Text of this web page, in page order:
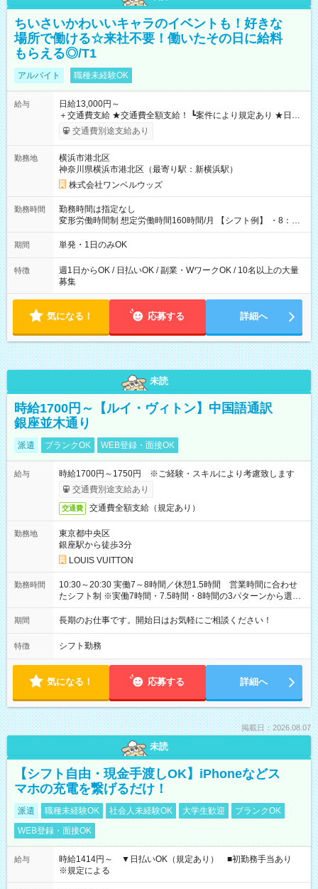
ちいさいかわいいキャラのイベントも！好きな
場所で働ける☆来社不要！働いたその日に給料
もらえる◎/T1
アルバイト 職種未経験OK
給与
日給13,000円～
＋交通費支給 ★交通費全額支給！ ┗案件により規定あり ★日払
いOK！（規定あり） ┗働いたその日に現金GET♪ お仕事後はコ
ンビニATMから 日払い分を引き落とせます！ 【試用期間】試
交通費別途支給あり
勤務地
横浜市港北区
神奈川県横浜市港北区（最寄り駅：新横浜駅）
株式会社ワンベルウッズ
勤務時間
勤務時間は指定なし
変形労働時間制 想定労働時間160時間/月 【シフト例】 ・8：00
～21：00
期間 単発・1日のみOK
特徴
週1日からOK / 日払いOK / 副業・WワークOK / 10名以上の大量
募集
気になる！ 応募する 詳細へ
未読
時給1700円～【ルイ・ヴィトン】中国語通訳
銀座並木通り
派遣 ブランクOK WEB登録・面接OK
給与
時給1700円～1750円 ※ご経験・スキルにより考慮致します
交通費別途支給あり
交通費 交通費全額支給（規定あり）
勤務地
東京都中央区
銀座駅から徒歩3分
LOUIS VUITTON
勤務時間
10:30～20:30 実働7～8時間／休憩1.5時間 営業時間に合わせ
たシフト制 ※実働7時間・7.5時間・8時間の3パターンから選択
可能
期間 長期のお仕事です。開始日はお気軽にご相談ください！
特徴 シフト勤務
気になる！ 応募する 詳細へ
掲載日：2026.08.07
未読
【シフト自由・現金手渡しOK】iPhoneなどス
マホの充電を繋げるだけ！
派遣 職種未経験OK 社会人未経験OK 大学生歓迎
ブランクOK
WEB登録・面接OK
給与
時給1414円～ ▼日払いOK（規定あり） ■初勤務手当あり
※規定による